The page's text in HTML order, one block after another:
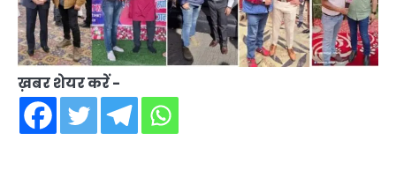
ख़बर शेयर करें -